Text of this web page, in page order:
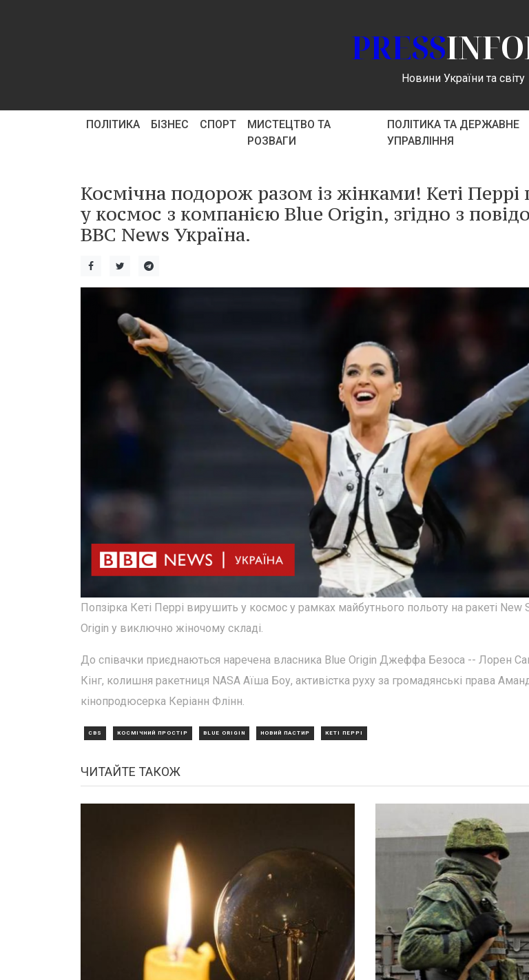
PRESS
Новини України та світу
ПОЛІТИКА БІЗНЕС СПОРТ
МИСТЕЦТВО ТА
РОЗВАГИ
ПОЛІТИКА ТА ДЕРЖАВНЕ
УПРАВЛІННЯ
Космічна подорож разом із жінками! Кеті Перрі
у космос з компанією Blue Origin, згідно з
BBC News Україна.
Попзірка Кеті Перрі вирушить у космос у рамках майбутнього польоту на ракеті New
Origin у виключно жіночому складі.
До співачки приєднаються наречена власника Blue Origin Джеффа Безоса -- Лорен
Кінг, колишня ракетниця NASA Аїша Боу, активістка руху за громадянські права
кінопродюсерка Керіанн Флінн.
CBS КОСМІЧНИЙ ПРОСТІР BLUE ORIGIN НОВИЙ ПАСТИР КЕТІ ПЕРРІ
ЧИТАЙТЕ ТАКОЖ